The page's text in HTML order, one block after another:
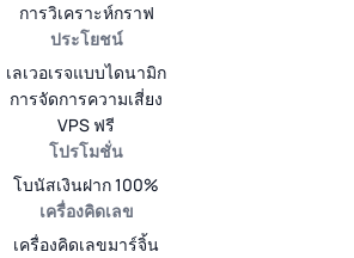
การวิเคราะห์กราฟ
ประโยชน์
เลเวอเรจแบบไดนามิก
การจัดการความเสี่ยง
VPS ฟรี
โปรโมชั่น
โบนัสเงินฝาก 100%
เครื่องคิดเลข
เครื่องคิดเลขมาร์จิ้น